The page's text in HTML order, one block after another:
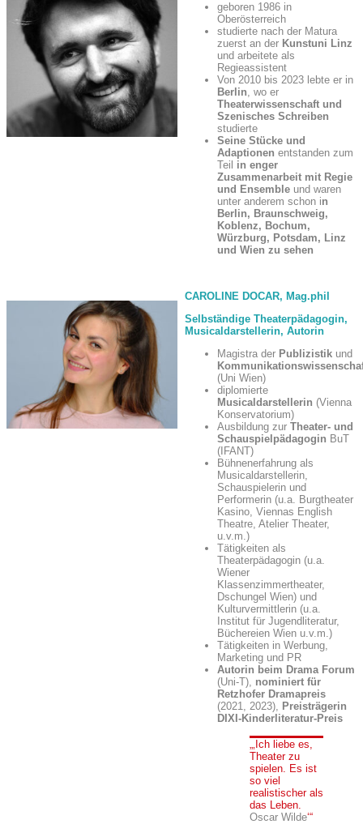
geboren 1986 in
Oberösterreich
studierte nach der Matura
zuerst an der Kunstuni Linz
und arbeitete als
Regieassistent
Von 2010 bis 2023 lebte er in
Berlin, wo er
Theaterwissenschaft und
Szenisches Schreiben
studierte
Seine Stücke und
Adaptionen entstanden zum
Teil in enger
Zusammenarbeit mit Regie
und Ensembleund waren
unter anderem schon in
Berlin, Braunschweig,
Koblenz, Bochum,
Würzburg, Potsdam, Linz
und Wien zu sehen
CAROLINE DOCAR, Mag.phil
Selbständige Theaterpädagogin,
Musicaldarstellerin, Autorin
Magistra der Publizistikund
(Uni Wien)
diplomierte
Musicaldarstellerin (Vienna
Konservatorium)
Ausbildung zur Theater- und
Schauspielpädagogin BuT
(IFANT)
Bühnenerfahrung als
Musicaldarstellerin,
Schauspielerin und
Performerin (u.a. Burgtheater
Kasino, Viennas English
Theatre, Atelier Theater,
u.v.m.)
Tätigkeiten als
Theaterpädagogin (u.a.
Wiener
Klassenzimmertheater,
Dschungel Wien) und
Kulturvermittlerin (u.a.
Institut für Jugendliteratur,
Büchereien Wien u.v.m.)
Tätigkeiten in Werbung,
Marketing und PR
Autorin beim Drama Forum
(Uni-T), nominiert für
Retzhofer Dramapreis
(2021, 2023), Preisträgerin
DIXI-Kinderliteratur-Preis
Ich liebe es,
Theater zu
spielen. Es ist
so viel
realistischer als
das Leben.
Oscar Wilde